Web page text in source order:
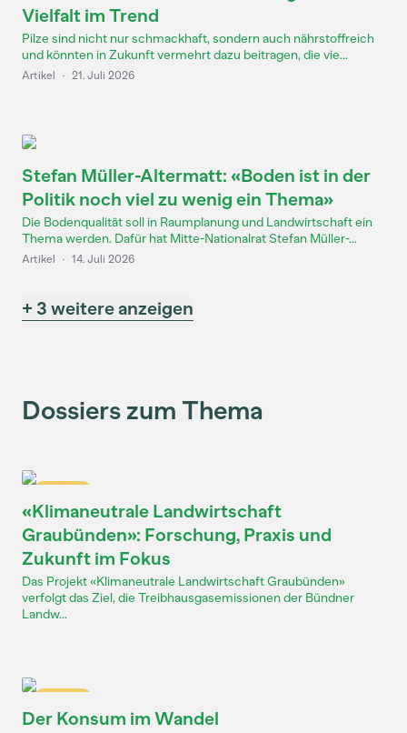
Vielfalt im Trend
Pilze sind nicht nur schmackhaft, sondern auch nährstoffreich
und könnten in Zukunft vermehrt dazu beitragen, die vie...
Artikel · 21. Juli 2026
Stefan Müller-Altermatt: «Boden ist in der
Politik noch viel zu wenig ein Thema»
Die Bodenqualität soll in Raumplanung und Landwirtschaft ein
Thema werden. Dafür hat Mitte-Nationalrat Stefan Müller-...
Artikel · 14. Juli 2026
+ 3 weitere anzeigen
Dossiers zum Thema
«Klimaneutrale Landwirtschaft
Graubünden»: Forschung, Praxis und
Zukunft im Fokus
Das Projekt «Klimaneutrale Landwirtschaft Graubünden»
verfolgt das Ziel, die Treibhausgasemissionen der Bündner
Landw...
Der Konsum im Wandel